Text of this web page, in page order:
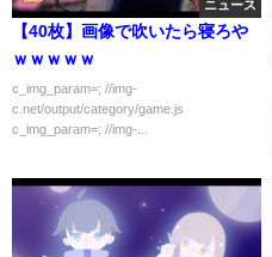
ニュース
【40枚】画像で吹いたら寝ろや
ｗｗｗｗｗ
c_img_param=; //img-
c.net/output/category/game.js
c_img_param=; //img-...